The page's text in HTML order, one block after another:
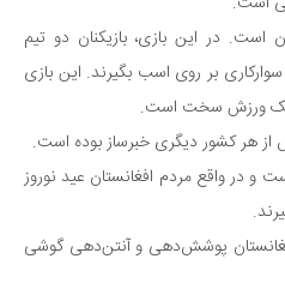
است. در این بازی، بازیکنان دو تیم
بر روی اسب بگیرند. این بازی
یک ورزش سخت است.
از هر کشور دیگری خبرساز بوده است.
در 21 مارچ است و در واقع مردم افغانستان عید نوروز
کشور افغانستان پوشش‌دهی و آنتن‌دهی گوشی